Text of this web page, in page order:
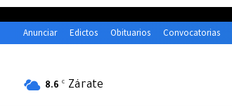
Anunciar Edictos Obituarios Convocatorias
8.6 C Zárate